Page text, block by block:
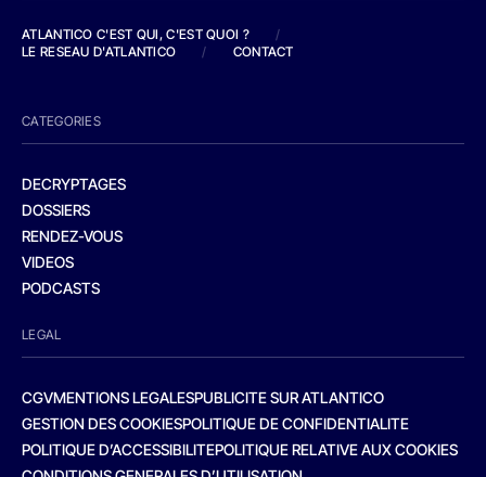
ATLANTICO C'EST QUI, C'EST QUOI ?
/
LE RESEAU D'ATLANTICO
/ CONTACT
CATEGORIES
DECRYPTAGES
DOSSIERS
RENDEZ-VOUS
VIDEOS
PODCASTS
LEGAL
CGVMENTIONS LEGALESPUBLICITE SUR ATLANTICO
GESTION DES COOKIESPOLITIQUE DE CONFIDENTIALITE
POLITIQUE D’ACCESSIBILITEPOLITIQUE RELATIVE AUX COOKIES